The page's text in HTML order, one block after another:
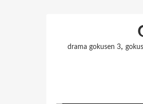
drama gokusen 3,